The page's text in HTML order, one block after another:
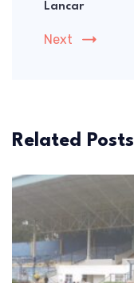
Lancar
Next
Related Posts